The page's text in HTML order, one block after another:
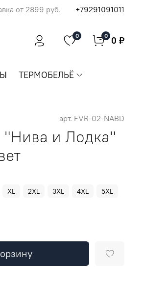
от 2899 руб. +79291091011
0 0 0 ₽
ТЕРМОБЕЛЬЁ
арт. FVR-02-NABD
"Нива и Лодка"
XL 2XL 3XL 4XL 5XL